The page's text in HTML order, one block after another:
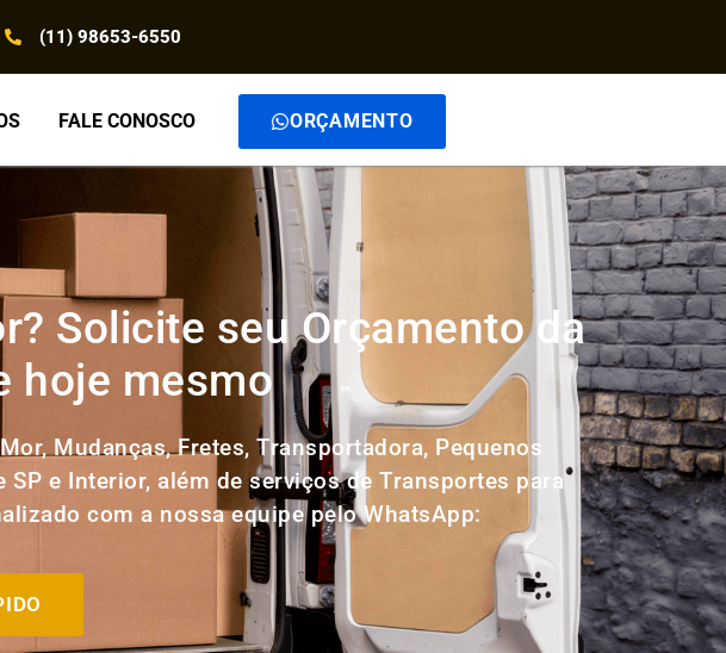
(11) 98653-6550
FALE CONOSCO ORÇAMENTO
Solicite seu Orçamento da
hoje mesmo
Mudanças, Fretes, Transportadora, Pequenos
e Interior, além de serviços de Transportes para
com a nossa equipe pelo WhatsApp: